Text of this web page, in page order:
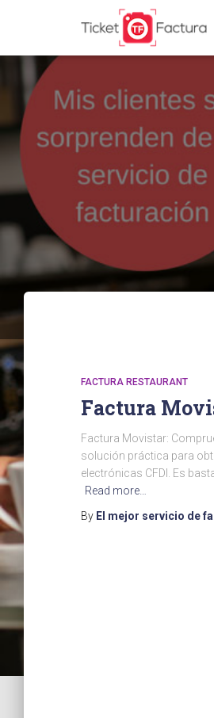
FACTURA RESTAURANT
Factura
Factura Movistar:
solución práctica para
electrónicas CFDI. Es
Read more…
By El mejor servicio de